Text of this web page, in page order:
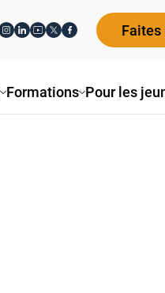
Formations Pour les
Faites